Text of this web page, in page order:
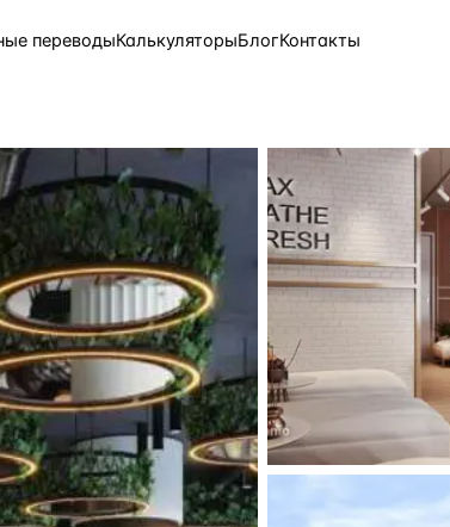
переводыКалькуляторыБлогКонтакты
9 143 объекта
8 554 объекта
5 430 объектов
3 906 объектов
2 948 объектов
2 797 объектов
Россия · 3 920
ЧАСТО ИЩУТ
Турция Россия
Греция